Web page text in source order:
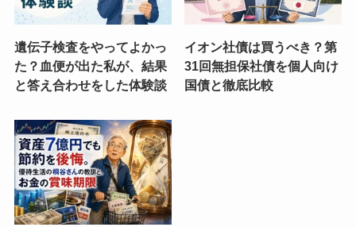
遺伝子検査をやってよかっ
た？血便が出た私が、結果
と答え合わせをした体験談
イオン社債は買うべき？第
31回無担保社債を個人向け
国債と徹底比較